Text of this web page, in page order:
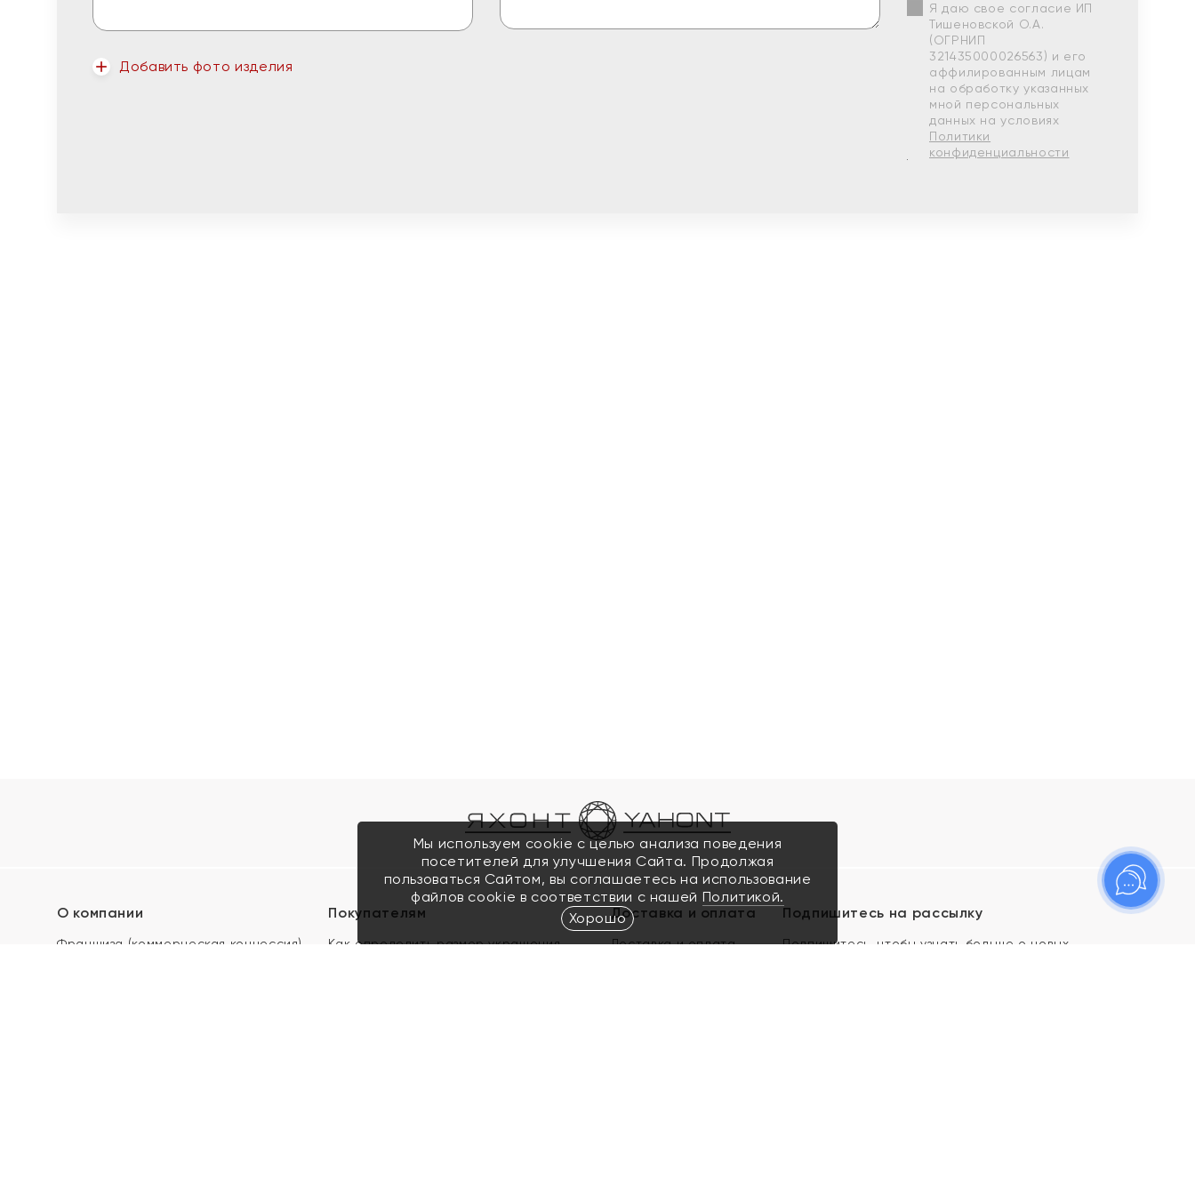
Добавить фото изделия
Я даю свое согласие ИП
Тишеновской О.А.
(ОГРНИП
321435000026563) и его
аффилированным лицам
на обработку указанных
мной персональных
данных на условиях
Политики
конфиденциальности
О компании
Франшиза (коммерческая концессия)
Покупателям
Как определить размер украшения
Доставка и оплата
Доставка и оплата
Подпишитесь на рассылку
Подпишитесь, чтобы узнать больше о новых
Мы используем cookie с целью анализа поведения
посетителей для улучшения Сайта. Продолжая
пользоваться Сайтом, вы соглашаетесь на использование
файлов cookie в соответствии с нашей Политикой.
Хорошо